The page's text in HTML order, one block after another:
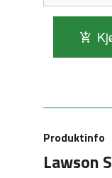
Produktinfo
Lawson